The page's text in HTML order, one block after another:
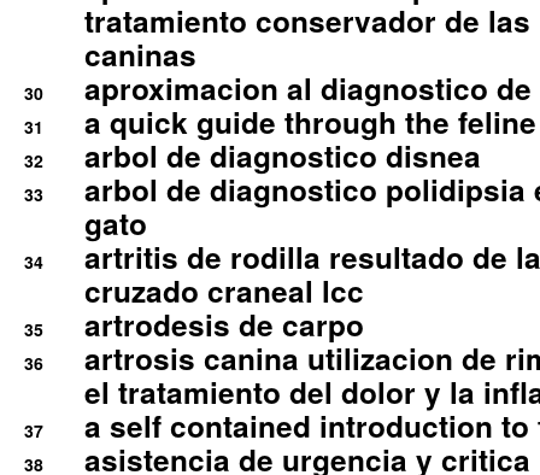
tratamiento conservador de
caninas
30 aproximacion al diagnostico
31 a quick guide through the
32 arbol de diagnostico disnea
33
arbol de diagnostico polidipsia
gato
34
artritis de rodilla resultado de
cruzado craneal lcc
35 artrodesis de carpo
36
artrosis canina utilizacion de
el tratamiento del dolor y la
37 a self contained introduction
38 asistencia de urgencia y